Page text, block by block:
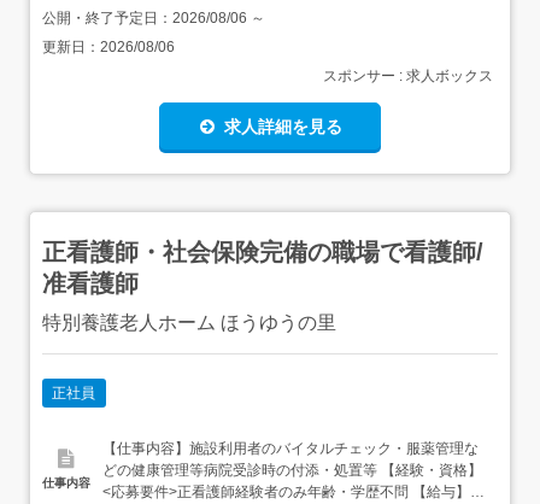
公開・終了予定日： 2026/08/06 ～
更新日： 2026/08/06
スポンサー : 求人ボックス
求人詳細を見る
正看護師・社会保険完備の職場で看護師/
准看護師
特別養護老人ホーム ほうゆうの里
正社員
仕事内容
【仕事内容】施設利用者のバイタルチェック・服薬管理な
どの健康管理等病院受診時の付添・処置等 【経験・資格】
<応募要件>正看護師経験者のみ年齢・学歴不問 【給与】月